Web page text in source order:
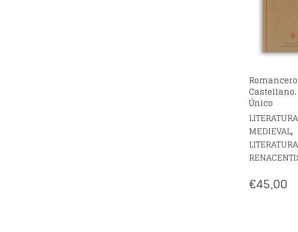
Romancero
Castellano.
Único
LITERATURA
MEDIEVAL,
LITERATURA
€45,00